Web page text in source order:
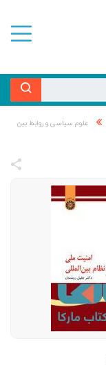
علوم سیاسی و روابط بین